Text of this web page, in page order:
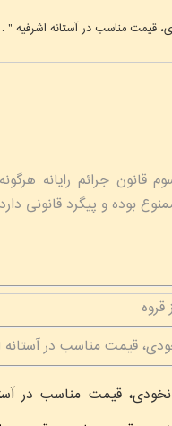
قیمت مناسب در آستانه اشرفيه " .
12 فصل سوم قانون جرائم رایانه
بوده و پیگرد قانونی
قیمت مناسب در آستانه
قیمت مناسب در